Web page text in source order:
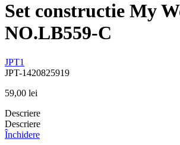
Set constructie My
NO.LB559-C
JPT1
JPT-1420825919
59,00 lei
Descriere
Descriere
Închidere